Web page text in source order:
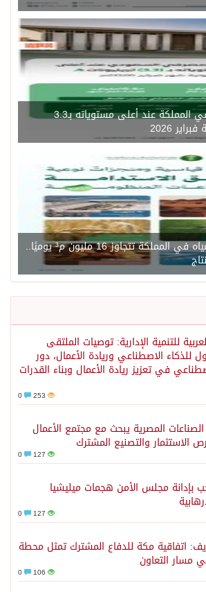
الائتمان المصرفي في المملكة عند أعلى مستوياته بـ3.3
2026
“البيئة”: إمدادات المياه في المملكة تتجاوز 16 مليون م³ يوميًا..
للتنمية الإدارية: توصيات الملتقى
للذكاء الاصطناعي وريادة الأعمال، دور
في تعزيز ريادة الأعمال وبناء القدرات
253
المصرية يبحث مع مجتمع الأعمال
الاستثمار والتصنيع المشترك
127
بإدانة مجلس الأمن هجمات ميليشيا
127
اتفاقية مكة للدفاع المشترك تمثل محطة
مسار التعاون
106